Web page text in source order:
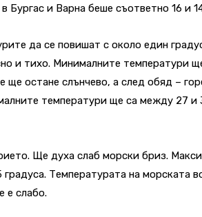
Бургас и Варна беше съответно 16 и
да се повишат с около един
и тихо. Минималните температури
ще остане слънчево, а след обяд –
температури ще са между 27 и
Ще духа слаб морски бриз.
Температурата на морската
е слабо.